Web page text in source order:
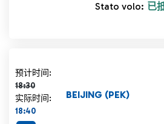
Stato volo: 已
预计时间:
18:30
计划时间 18:30 删除线
实际时间:
18:40
BEIJING (PEK)